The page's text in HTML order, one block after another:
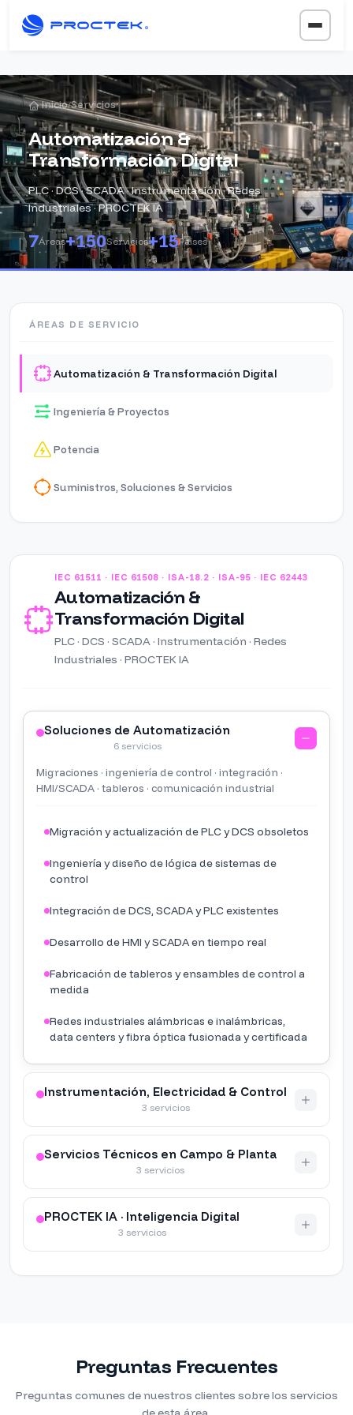
Inicio/Servicios
Automatización &
Transformación Digital
PLC · DCS · SCADA · Instrumentación · Redes
Industriales · PROCTEK IA
7Áreas+150Servicios+15Países
ÁREAS DE SERVICIO
Automatización & Transformación Digital
Ingeniería & Proyectos
Potencia
Suministros, Soluciones & Servicios
IEC 61511 · IEC 61508 · ISA-18.2 · ISA-95 · IEC 62443
Automatización &
Transformación Digital
PLC · DCS · SCADA · Instrumentación · Redes
Industriales · PROCTEK IA
Soluciones de Automatización
6 servicios
Migraciones · ingeniería de control · integración ·
HMI/SCADA · tableros · comunicación industrial
Migración y actualización de PLC y DCS obsoletos
Ingeniería y diseño de lógica de sistemas de
control
Integración de DCS, SCADA y PLC existentes
Desarrollo de HMI y SCADA en tiempo real
Fabricación de tableros y ensambles de control a
medida
Redes industriales alámbricas e inalámbricas,
data centers y fibra óptica fusionada y certificada
Instrumentación, Electricidad & Control
3 servicios
Servicios Técnicos en Campo & Planta
3 servicios
PROCTEK IA · Inteligencia Digital
3 servicios
Preguntas Frecuentes
Preguntas comunes de nuestros clientes sobre los servicios